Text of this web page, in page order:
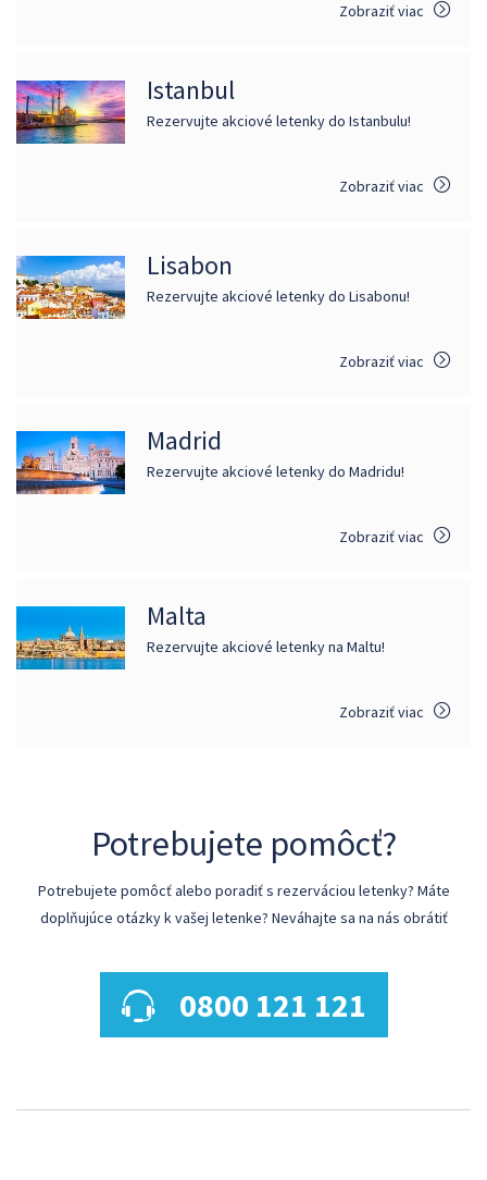
Zobraziť viac
Istanbul
Rezervujte akciové letenky do Istanbulu!
Zobraziť viac
Lisabon
Rezervujte akciové letenky do Lisabonu!
Zobraziť viac
Madrid
Rezervujte akciové letenky do Madridu!
Zobraziť viac
Malta
Rezervujte akciové letenky na Maltu!
Zobraziť viac
Potrebujete pomôcť?
Potrebujete pomôcť alebo poradiť s rezerváciou letenky? Máte
doplňujúce otázky k vašej letenke? Neváhajte sa na nás obrátiť
0800 121 121